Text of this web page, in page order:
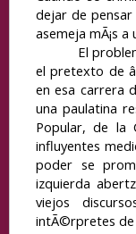
dejar de
asemeja mÃ¡s
El
el pretexto de
en esa carrera
una paulatina
Popular, de la
influyentes
poder se
izquierda
viejos
intÃ©rpretes de